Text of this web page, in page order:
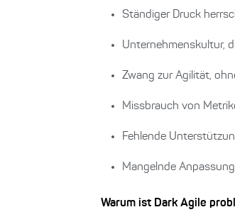
Ständiger Druck
Unternehmenskultur,
Zwang zur Agilität,
Missbrauch von
Fehlende
Mangelnde
Warum ist Dark Agile